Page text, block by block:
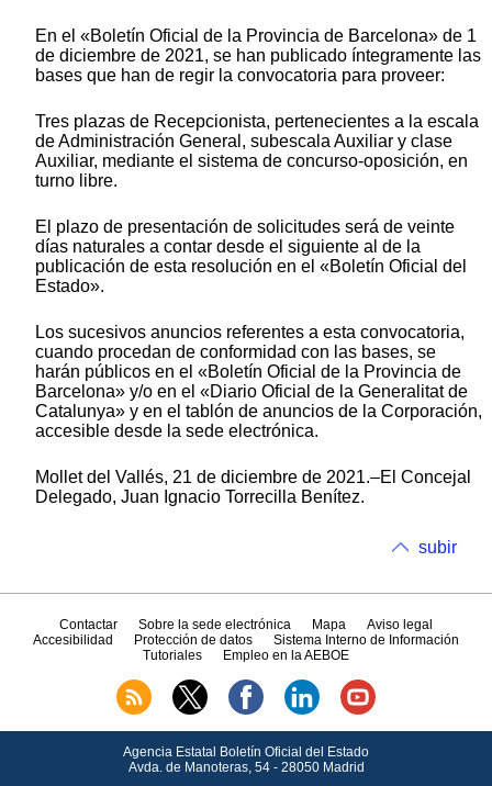
En el «Boletín Oficial de la Provincia de Barcelona» de 1
de diciembre de 2021, se han publicado íntegramente las
bases que han de regir la convocatoria para proveer:
Tres plazas de Recepcionista, pertenecientes a la escala
de Administración General, subescala Auxiliar y clase
Auxiliar, mediante el sistema de concurso-oposición, en
turno libre.
El plazo de presentación de solicitudes será de veinte
días naturales a contar desde el siguiente al de la
publicación de esta resolución en el «Boletín Oficial del
Estado».
Los sucesivos anuncios referentes a esta convocatoria,
cuando procedan de conformidad con las bases, se
harán públicos en el «Boletín Oficial de la Provincia de
Barcelona» y/o en el «Diario Oficial de la Generalitat de
Catalunya» y en el tablón de anuncios de la Corporación,
accesible desde la sede electrónica.
Mollet del Vallés, 21 de diciembre de 2021.–El Concejal
Delegado, Juan Ignacio Torrecilla Benítez.
subir
Contactar Sobre la sede electrónica Mapa
Aviso legal
Accesibilidad
Protección de datos
Sistema Interno de Información
Tutoriales
Empleo en la AEBOE
Agencia Estatal Boletín Oficial del Estado
Avda. de Manoteras, 54 - 28050 Madrid